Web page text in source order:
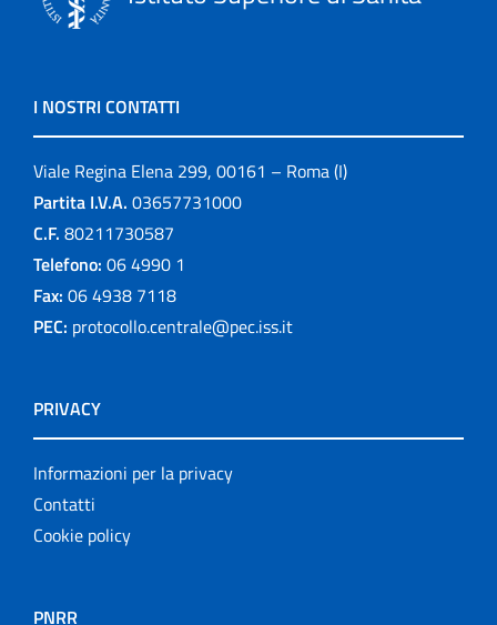
I NOSTRI CONTATTI
Viale Regina Elena 299, 00161 – Roma (I)
Partita I.V.A. 03657731000
C.F. 80211730587
Telefono: 06 4990 1
Fax: 06 4938 7118
PEC: protocollo.centrale@pec.iss.it
PRIVACY
Informazioni per la privacy
Contatti
Cookie policy
PNRR